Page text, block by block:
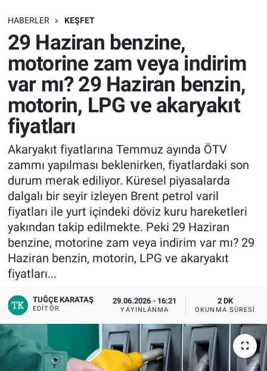
HABERLER KEŞFET
29 Haziran benzine,
motorine zam veya indirim
var mı? 29 Haziran benzin,
motorin, LPG ve akaryakıt
fiyatları
Akaryakıt fiyatlarına Temmuz ayında ÖTV
zammı yapılması beklenirken, fiyatlardaki son
durum merak ediliyor. Küresel piyasalarda
dalgalı bir seyir izleyen Brent petrol varil
fiyatları ile yurt içindeki döviz kuru hareketleri
yakından takip edilmekte. Peki 29 Haziran
benzine, motorine zam veya indirim var mı? 29
Haziran benzin, motorin, LPG ve akaryakıt
fiyatları...
TUĞÇE KARATAŞ
EDITÖR
29.06.2026 - 16:21
YAYINLANMA
2 DK
OKUNMA SÜRESI
SAĞLIK
EKONOMİ
EĞİTİM
ÖZEL HABER
Keşfet
ASTROLOJİ
MANŞET
RESMİ İLANLAR
İLAN
Bize ulaşın
İletişim/Künye
Yaşam